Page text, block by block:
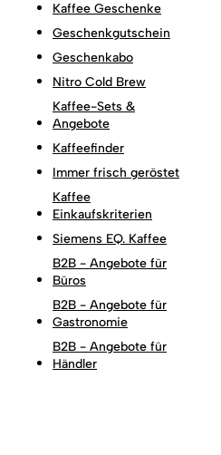
Kaffee Geschenke
Geschenkgutschein
Geschenkabo
Nitro Cold Brew
Kaffee-Sets &
Angebote
Kaffeefinder
Immer frisch geröstet
Kaffee
Einkaufskriterien
Siemens EQ. Kaffee
B2B - Angebote für
Büros
B2B - Angebote für
Gastronomie
B2B - Angebote für
Händler